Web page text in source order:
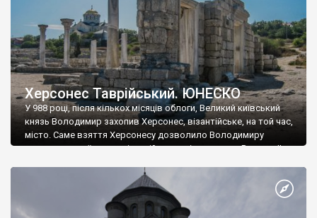
Херсонес Таврійський. ЮНЕСКО
У 988 році, після кількох місяців облоги, Великий київський
князь Володимир захопив Херсонес, візантійське, на той час,
місто. Саме взяття Херсонесу дозволило Володимиру
диктувати свої умови візантійському імператору Василю ІІ, та
Херсонесі Володимир-язичник, став Василем-християнином.
А потім було Хрещення Русі. На честь Херсонесу Таврійського